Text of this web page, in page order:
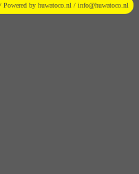
Powered by huwatoco.nl / info@huwatoco.nl